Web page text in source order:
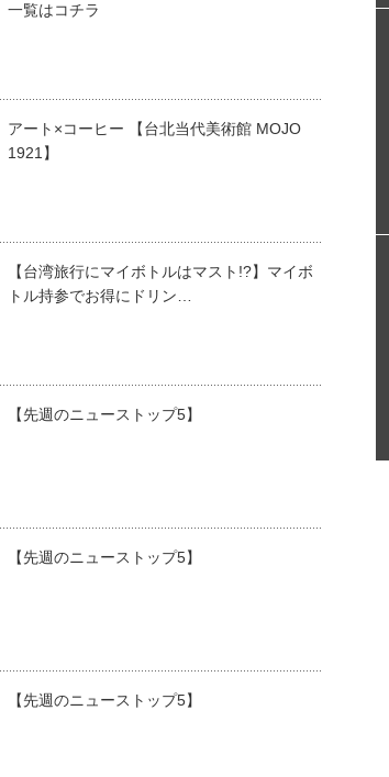
一覧はコチラ
アート×コーヒー 【台北当代美術館 MOJO
1921】
【台湾旅行にマイボトルはマスト!?】マイボ
トル持参でお得にドリン…
【先週のニューストップ5】
【先週のニューストップ5】
【先週のニューストップ5】